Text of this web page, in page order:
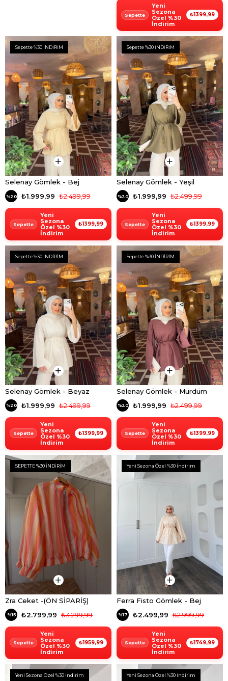
Yeni
Sezona
Özel %30
İndirim
₺1399,99
Selenay Gömlek - Bej
%20 ₺1.999,99 ₺2.499,99
Yeni
Sezona
Özel %30
İndirim
₺1399,99
Sepette %30 İNDİRİM
Selenay Gömlek - Yeşil
%20 ₺1.999,99 ₺2.499,99
Yeni
Sezona
Özel %30
İndirim
₺1399,99
Sepette %30 İNDİRİM
Selenay Gömlek - Beyaz
%20 ₺1.999,99 ₺2.499,99
Yeni
Sezona
Özel %30
İndirim
₺1399,99
Sepette %30 İNDİRİM
Selenay Gömlek - Mürdüm
%20 ₺1.999,99 ₺2.499,99
Yeni
Sezona
Özel %30
İndirim
₺1399,99
Sepette %30 İNDİRİM
Zra Ceket -(ÖN SİPARİŞ)
%15 ₺2.799,99 ₺3.299,99
Yeni
Sezona
Özel %30
İndirim
₺1959,99
SEPETTE %30 İNDİRİM
Ferra Fisto Gömlek - Bej
%17 ₺2.499,99 ₺2.999,99
Yeni
Sezona
Özel %30
İndirim
₺1749,99
Yeni Sezona Özel %30 İndirim
Yeni Sezona Özel %30 İndirim Yeni Sezona Özel %30 İndirim